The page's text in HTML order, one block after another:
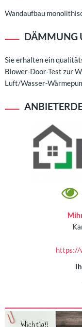
Wandaufbau
DÄMMUNG
Sie erhalten ein
Blower-Door-Test zur
Luft/Wasser-
https://